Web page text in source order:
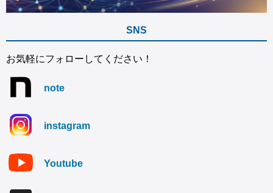
SNS
お気軽にフォローしてください！
note
instagram
Youtube